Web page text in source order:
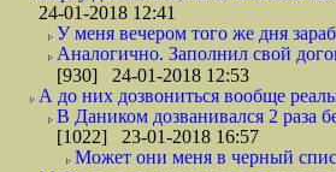
24-01-2018 12:41
У меня вечером того же дня
Аналогично. Заполнил свой
[930] 24-01-2018 12:53
А до них дозвониться вообще
В Даником дозванивался 2 раза
[1022] 23-01-2018 16:57
Может они меня в черный